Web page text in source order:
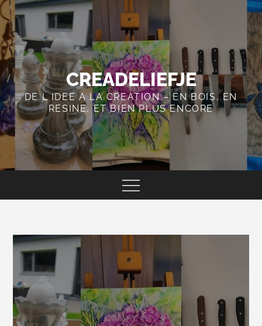
Skip
to
content
CREADELIEFJE
DE L IDEE A LA CREATION – EN BOIS, EN
RESINE, ET BIEN PLUS ENCORE